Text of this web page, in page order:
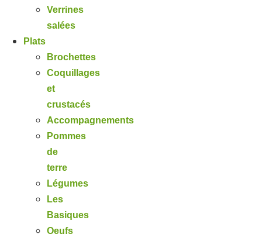
Verrines
salées
Plats
Brochettes
Coquillages
et
crustacés
Accompagnements
Pommes
de
terre
Légumes
Les
Basiques
Oeufs